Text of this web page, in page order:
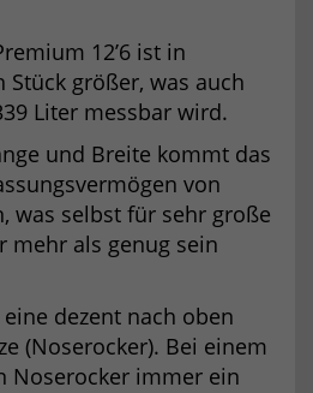
12’6 ist in
größer, was auch
Liter messbar wird.
und Breite kommt das
von
was selbst für sehr große
mehr als genug sein
dezent nach oben
(Noserocker). Bei einem
Noserocker immer ein